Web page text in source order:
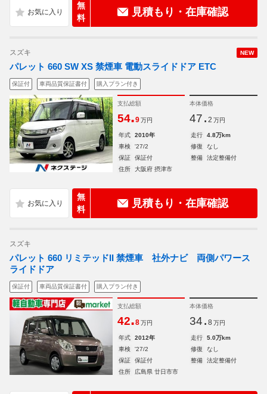
無
料
見積もり・在庫確認
NEW
スズキ
パレット 660 SW XS 禁煙車 電動スライドドア ETC
保証付 車両品質保証書付 購入プラン付き
支払総額
54.9 万円
本体価格
47. 2 万円
年式 2010年 走行
4.8万km
車検
'27/2 修復
なし
保証
保証付 整備
法定整備付
住所
大阪府 摂津市
無
料
見積もり・在庫確認
スズキ
パレット 660 リミテッドII 禁煙車 社外ナビ 両側パワース
ライドドア
保証付 車両品質保証書付 購入プラン付き
支払総額
42.8 万円
本体価格
34. 8 万円
年式 2012年 走行
5.0万km
車検
'27/2 修復
なし
保証
保証付 整備
法定整備付
住所
広島県 廿日市市